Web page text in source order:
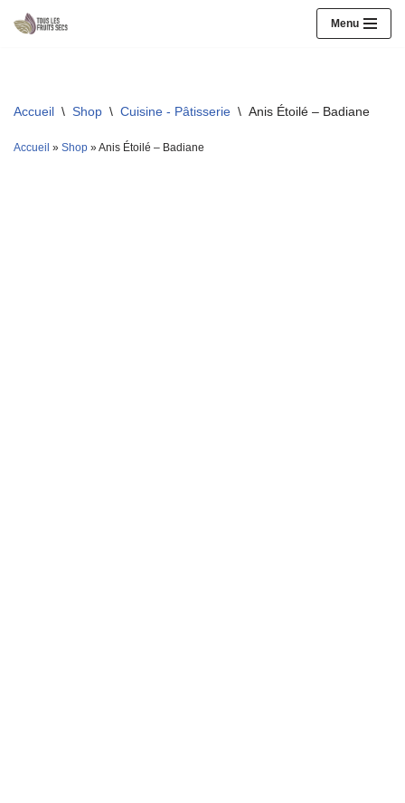
Menu
Accueil \ Shop \ Cuisine - Pâtisserie \ Anis Étoilé – Badiane
Accueil » Shop »Anis Étoilé – Badiane